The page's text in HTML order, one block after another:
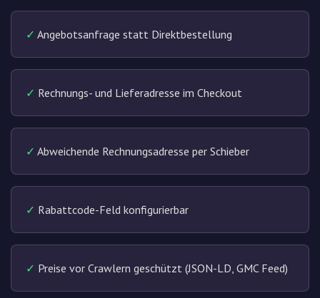
✓ Angebotsanfrage statt Direktbestellung
✓ Rechnungs- und Lieferadresse im Checkout
✓ Abweichende Rechnungsadresse per Schieber
✓ Rabattcode-Feld konfigurierbar
✓ Preise vor Crawlern geschützt (JSON-LD, GMC Feed)